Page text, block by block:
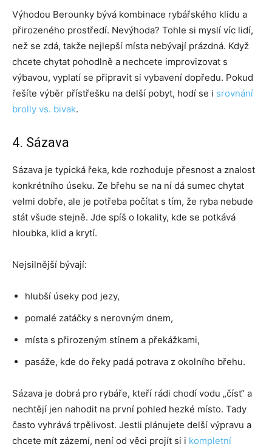
Výhodou Berounky bývá kombinace rybářského klidu a
přirozeného prostředí. Nevýhoda? Tohle si myslí víc lidí,
než se zdá, takže nejlepší místa nebývají prázdná. Když
chcete chytat pohodlně a nechcete improvizovat s
výbavou, vyplatí se připravit si vybavení dopředu. Pokud
řešíte výběr přístřešku na delší pobyt, hodí se i srovnání
brolly vs. bivak.
4. Sázava
Sázava je typická řeka, kde rozhoduje přesnost a znalost
konkrétního úseku. Ze břehu se na ní dá sumec chytat
velmi dobře, ale je potřeba počítat s tím, že ryba nebude
stát všude stejně. Jde spíš o lokality, kde se potkává
hloubka, klid a krytí.
Nejsilnější bývají:
hlubší úseky pod jezy,
pomalé zatáčky s nerovným dnem,
místa s přirozeným stínem a překážkami,
pasáže, kde do řeky padá potrava z okolního břehu.
Sázava je dobrá pro rybáře, kteří rádi chodí vodu „číst“ a
nechtějí jen nahodit na první pohled hezké místo. Tady
často vyhrává trpělivost. Jestli plánujete delší výpravu a
chcete mít zázemí, není od věci projít si i kompletní